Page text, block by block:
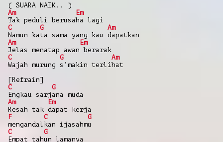
( SUARA NAIK.. )
Am
Em
Tak peduli berusaha lagi
C
G
Am
Namun kata sama yang kau dapatkan
Am
Em
Jelas menatap awan berarak
C
G
Am
Wajah murung s’makin terlihat
[Refrain]
C
G
Engkau sarjana muda
Am
Em
Resah tak dapat kerja
F
C
G
mengandalkan ijasahmu
C
G
Empat tahun lamanya